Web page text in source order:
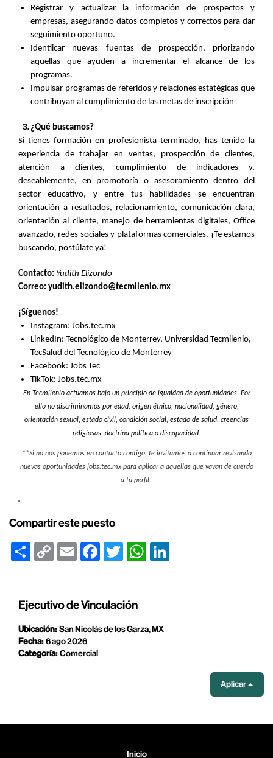
Registrar y actualizar la información de prospectos y
empresas, asegurando datos completos y correctos para dar
seguimiento oportuno.
Identiicar nuevas fuentas de prospección, priorizando
aquellas que ayuden a incrementar el alcance de los
programas.
Impulsar programas de referidos y relaciones estatégicas que
contribuyan al cumplimiento de las metas de inscripción
¿Qué buscamos?
Si tienes formación en profesionista terminado, has tenido la
experiencia de trabajar en ventas, prospección de clientes,
atención a clientes, cumplimiento de indicadores y,
deseablemente, en promotoría o asesoramiento dentro del
sector educativo, y entre tus habilidades se encuentran
orientación a resultados, relacionamiento, comunicación clara,
orientación al cliente, manejo de herramientas digitales, Office
avanzado, redes sociales y plataformas comerciales. ¡Te estamos
buscando, postúlate ya!
Contacto: Yudith Elizondo
Correo: yudith.elizondo@tecmilenio.mx
¡Síguenos!
Instagram: Jobs.tec.mx
LinkedIn: Tecnológico de Monterrey, Universidad Tecmilenio,
TecSalud del Tecnológico de Monterrey
Facebook: Jobs Tec
TikTok: Jobs.tec.mx
En Tecmilenio actuamos bajo un principio de igualdad de oportunidades. Por
ello no discriminamos por edad, origen étnico, nacionalidad, género,
orientación sexual, estado civil, condición social, estado de salud, creencias
religiosas, doctrina política o discapacidad.
**Si no nos ponemos en contacto contigo, te invitamos a continuar revisando
nuevas oportunidades jobs.tec.mx para aplicar a aquellas que vayan de cuerdo
a tu perfil.
.
Compartir este puesto
Share
Copy
Link
Email FacebookTwitter WhatsApp
Ejecutivo de Vinculación
Ubicación:San Nicolás de los Garza, MX
Fecha:6 ago 2026
Categoría:Comercial
Aplicar
Inicio